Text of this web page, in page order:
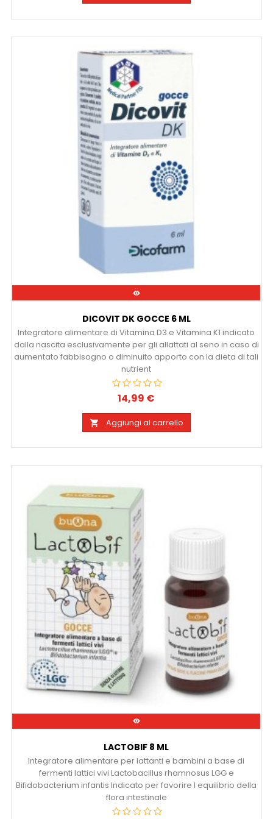

DICOVIT DK GOCCE 6 ML
Integratore alimentare di Vitamina D3 e Vitamina K1 indicato
dalla nascita esclusivamente per gli allattati al seno in caso di
aumentato fabbisogno o diminuito apporto con la dieta di tali
nutrient
Prezzo
14,99 €
 Aggiungi al carrello

LACTOBIF 8 ML
Integratore alimentare per lattanti e bambini a base di
fermenti lattici vivi Lactobacillus rhamnosus LGG e
Bifidobacterium infantis Indicato per favorire l equilibrio della
flora intestinale